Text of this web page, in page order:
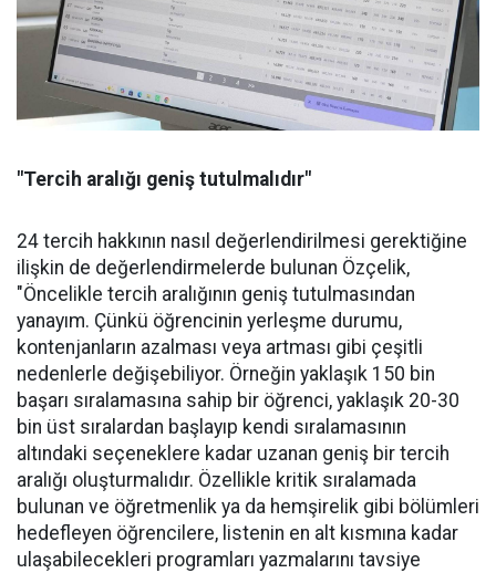
"Tercih aralığı geniş tutulmalıdır"
24 tercih hakkının nasıl değerlendirilmesi gerektiğine
ilişkin de değerlendirmelerde bulunan Özçelik,
"Öncelikle tercih aralığının geniş tutulmasından
yanayım. Çünkü öğrencinin yerleşme durumu,
kontenjanların azalması veya artması gibi çeşitli
nedenlerle değişebiliyor. Örneğin yaklaşık 150 bin
başarı sıralamasına sahip bir öğrenci, yaklaşık 20-30
bin üst sıralardan başlayıp kendi sıralamasının
altındaki seçeneklere kadar uzanan geniş bir tercih
aralığı oluşturmalıdır. Özellikle kritik sıralamada
bulunan ve öğretmenlik ya da hemşirelik gibi bölümleri
hedefleyen öğrencilere, listenin en alt kısmına kadar
ulaşabilecekleri programları yazmalarını tavsiye